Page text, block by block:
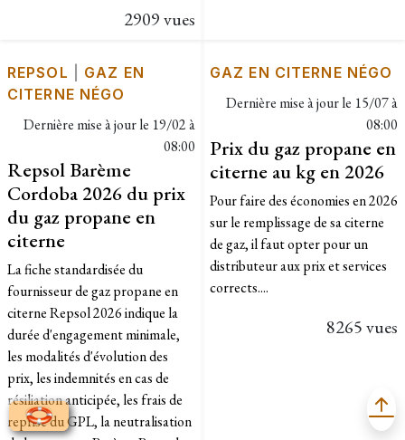
2909 vues
REPSOL
GAZ EN
CITERNE NÉGO
Dernière mise à jour le 19/02 à
08:00
Repsol Barème
Cordoba 2026 du prix
du gaz propane en
citerne
La fiche standardisée du
fournisseur de gaz propane en
citerne Repsol 2026 indique la
durée d'engagement minimale,
les modalités d'évolution des
prix, les indemnités en cas de
résiliation anticipée, les frais de
reprise du GPL, la neutralisation
GAZ EN CITERNE NÉGO
Dernière mise à jour le 15/07 à
08:00
Prix du gaz propane en
citerne au kg en 2026
Pour faire des économies en 2026
sur le remplissage de sa citerne
de gaz, il faut opter pour un
distributeur aux prix et services
corrects....
8265 vues